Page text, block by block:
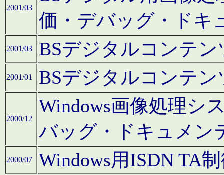
2001/03
価・デバッグ・ドキ
2001/03 BSデジタルコンテ
2001/01 BSデジタルコンテ
2000/12
Windows画像処理シ
バッグ・ドキュメン
2000/07 Windows用ISDN TA